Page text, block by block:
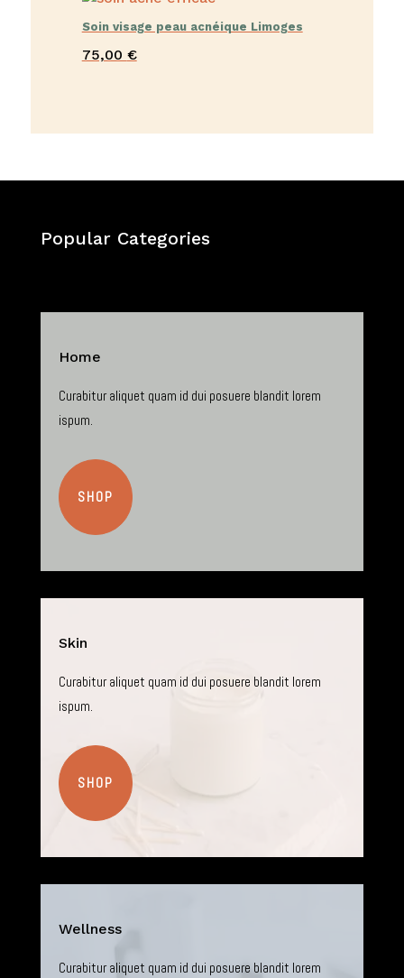
Soin visage peau acnéique Limoges
75,00 €
Popular Categories
Home
Curabitur aliquet quam id dui posuere blandit lorem
ispum.
SHOP
Skin
Curabitur aliquet quam id dui posuere blandit lorem
ispum.
SHOP
Wellness
Curabitur aliquet quam id dui posuere blandit lorem